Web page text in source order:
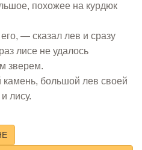
похожее на курдюк
— сказал лев и сразу
лисе не удалось
зверем.
большой лев своей
лису.